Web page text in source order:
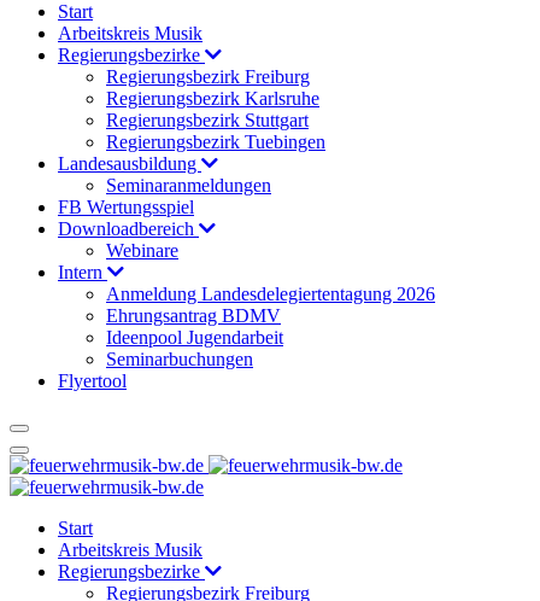
Start
Arbeitskreis Musik
Regierungsbezirke
Regierungsbezirk Freiburg
Regierungsbezirk Karlsruhe
Regierungsbezirk Stuttgart
Regierungsbezirk Tuebingen
Landesausbildung
Seminaranmeldungen
FB Wertungsspiel
Downloadbereich
Webinare
Intern
Anmeldung Landesdelegiertentagung 2026
Ehrungsantrag BDMV
Ideenpool Jugendarbeit
Seminarbuchungen
Flyertool
Start
Arbeitskreis Musik
Regierungsbezirke
Regierungsbezirk Freiburg